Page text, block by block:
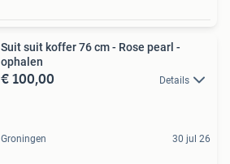
Suit suit koffer 76 cm - Rose pearl -
ophalen
€ 100,00 Details
Groningen 30 jul 26